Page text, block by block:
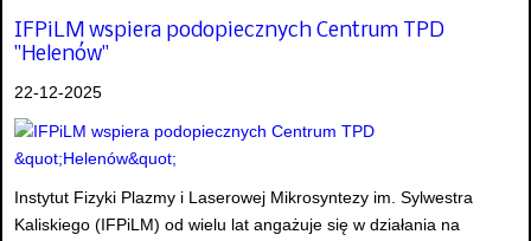
IFPiLM wspiera podopiecznych Centrum TPD
"Helenów"
22-12-2025
Instytut Fizyki Plazmy i Laserowej Mikrosyntezy im. Sylwestra
Kaliskiego (IFPiLM) od wielu lat angażuje się w działania na